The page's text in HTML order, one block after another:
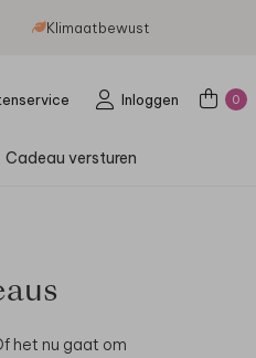
Klimaatbewust
Inloggen 0
Cadeau versturen
het nu gaat om